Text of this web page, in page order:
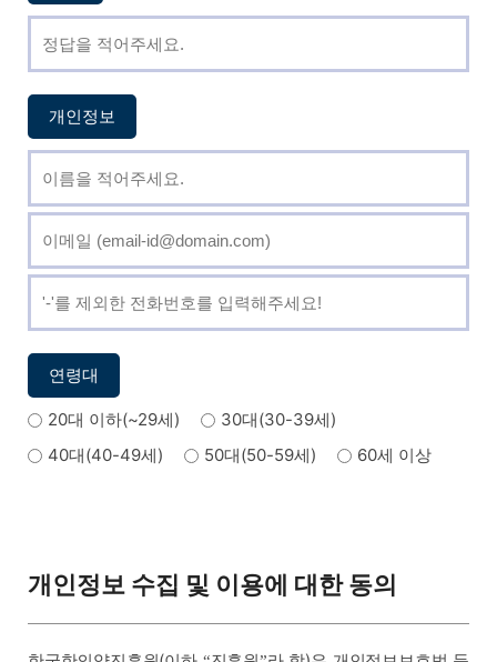
개인정보
연령대
20대 이하(~29세)
30대(30-39세)
40대(40-49세)
50대(50-59세) 60세 이상
개인정보 수집 및 이용에 대한 동의